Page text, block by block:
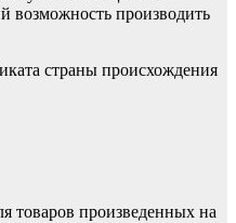
возможность производить
страны происхождения
товаров произведенных на